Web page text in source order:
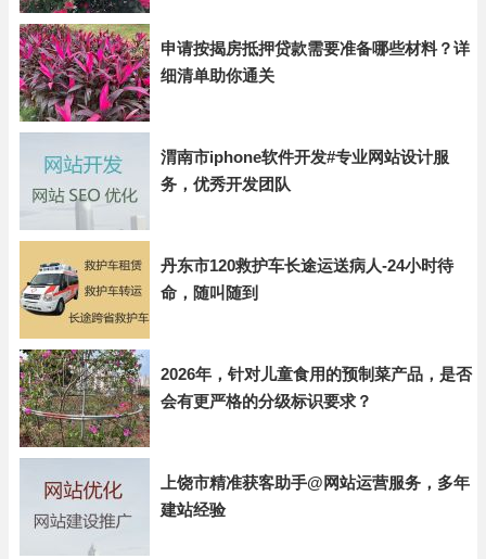
申请按揭房抵押贷款需要准备哪些材料？详
细清单助你通关
渭南市iphone软件开发#专业网站设计服
务，优秀开发团队
丹东市120救护车长途运送病人-24小时待
命，随叫随到
2026年，针对儿童食用的预制菜产品，是否
会有更严格的分级标识要求？
上饶市精准获客助手@网站运营服务，多年
建站经验